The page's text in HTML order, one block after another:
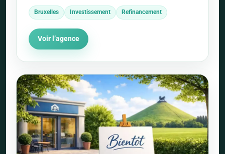
Bruxelles Investissement Refinancement
Voir l’agence